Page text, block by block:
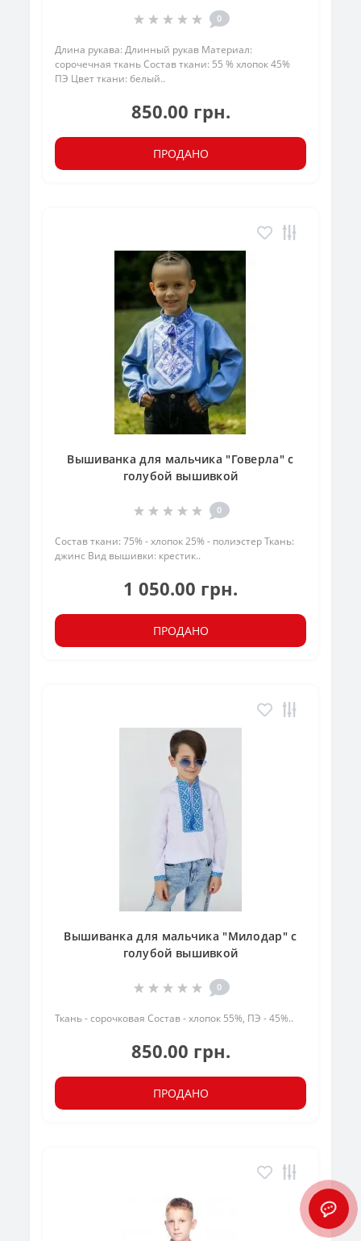
0
Длина рукава: Длинный рукав Материал:
сорочечная ткань Состав ткани: 55 % хлопок 45%
ПЭ Цвет ткани: белый..
850.00 грн.
ПРОДАНО
Вышиванка для мальчика "Говерла" с
голубой вышивкой
0
Состав ткани: 75% - хлопок 25% - полиэстер Ткань:
джинс Вид вышивки: крестик..
1 050.00 грн.
ПРОДАНО
Вышиванка для мальчика "Милодар" с
голубой вышивкой
0
Ткань - сорочковая Состав - хлопок 55%, ПЭ - 45%..
850.00 грн.
ПРОДАНО